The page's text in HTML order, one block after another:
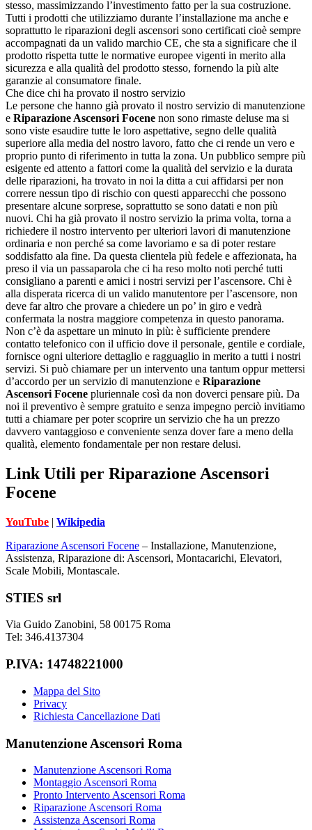
stesso, massimizzando l’investimento fatto per la sua costruzione.
Tutti i prodotti che utilizziamo durante l’installazione ma anche e
soprattutto le riparazioni degli ascensori sono certificati cioè sempre
accompagnati da un valido marchio CE, che sta a significare che il
prodotto rispetta tutte le normative europee vigenti in merito alla
sicurezza e alla qualità del prodotto stesso, fornendo la più alte
garanzie al consumatore finale.
Che dice chi ha provato il nostro servizio
Le persone che hanno già provato il nostro servizio di manutenzione
e Riparazione Ascensori Focene non sono rimaste deluse ma si
sono viste esaudire tutte le loro aspettative, segno delle qualità
superiore alla media del nostro lavoro, fatto che ci rende un vero e
proprio punto di riferimento in tutta la zona. Un pubblico sempre più
esigente ed attento a fattori come la qualità del servizio e la durata
delle riparazioni, ha trovato in noi la ditta a cui affidarsi per non
correre nessun tipo di rischio con questi apparecchi che possono
presentare alcune sorprese, soprattutto se sono datati e non più
nuovi. Chi ha già provato il nostro servizio la prima volta, torna a
richiedere il nostro intervento per ulteriori lavori di manutenzione
ordinaria e non perché sa come lavoriamo e sa di poter restare
soddisfatto ala fine. Da questa clientela più fedele e affezionata, ha
preso il via un passaparola che ci ha reso molto noti perché tutti
consigliano a parenti e amici i nostri servizi per l’ascensore. Chi è
alla disperata ricerca di un valido manutentore per l’ascensore, non
deve far altro che provare a chiedere un po’ in giro e vedrà
confermata la nostra maggiore competenza in questo panorama.
Non c’è da aspettare un minuto in più: è sufficiente prendere
contatto telefonico con il ufficio dove il personale, gentile e cordiale,
fornisce ogni ulteriore dettaglio e ragguaglio in merito a tutti i nostri
servizi. Si può chiamare per un intervento una tantum oppur mettersi
d’accordo per un servizio di manutenzione e Riparazione
Ascensori Focene pluriennale così da non doverci pensare più. Da
noi il preventivo è sempre gratuito e senza impegno perciò invitiamo
tutti a chiamare per poter scoprire un servizio che ha un prezzo
davvero vantaggioso e conveniente senza dover fare a meno della
qualità, elemento fondamentale per non restare delusi.
Link Utili per Riparazione Ascensori
Focene
YouTube | Wikipedia
Riparazione Ascensori Focene – Installazione, Manutenzione,
Assistenza, Riparazione di: Ascensori, Montacarichi, Elevatori,
Scale Mobili, Montascale.
Footer
STIES srl
Via Guido Zanobini, 58 00175 Roma
Tel: 346.4137304
P.IVA: 14748221000
Mappa del Sito
Privacy
Richiesta Cancellazione Dati
Manutenzione Ascensori Roma
Manutenzione Ascensori Roma
Montaggio Ascensori Roma
Pronto Intervento Ascensori Roma
Riparazione Ascensori Roma
Assistenza Ascensori Roma